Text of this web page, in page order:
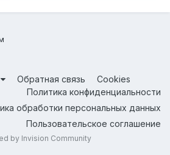
Обратная связь
Cookies
Политика конфиденциальности
обработки персональных данных
Пользовательское соглашение
by Invision Community